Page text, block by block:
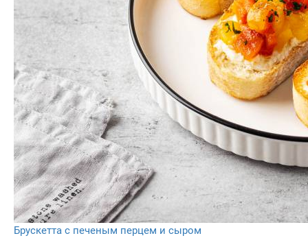
Брускетта с печеным перцем и сыром